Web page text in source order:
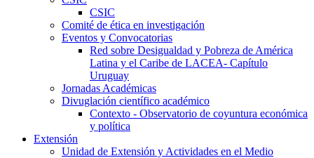
CSIC
Comité de ética en investigación
Eventos y Convocatorias
Red sobre Desigualdad y Pobreza de América
Latina y el Caribe de LACEA- Capítulo
Uruguay
Jornadas Académicas
Divuglación científico académico
Contexto - Observatorio de coyuntura económica
y política
Extensión
Unidad de Extensión y Actividades en el Medio